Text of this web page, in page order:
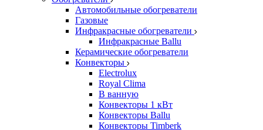
Автомобильные обогреватели
Газовые
Инфракрасные обогреватели
Инфракрасные Ballu
Керамические обогреватели
Конвекторы
Electrolux
Royal Clima
В ванную
Конвекторы 1 кВт
Конвекторы Ballu
Конвекторы Timberk